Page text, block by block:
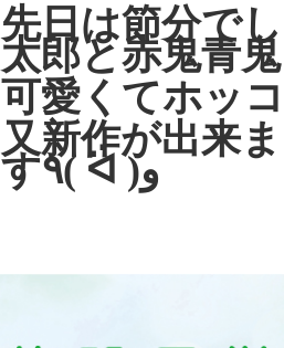
先日は節分で
太郎と赤鬼青
可愛くてホッ
又新作が出来
す٩( ᐛ )و